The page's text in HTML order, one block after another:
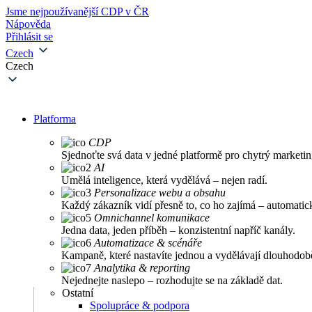
Jsme nejpoužívanější CDP v ČR
Nápověda
Přihlásit se
Czech
Czech
Platforma
CDP
Sjednoťte svá data v jedné platformě pro chytrý
AI
Umělá inteligence, která vydělává – nejen radí.
Personalizace webu a obsahu
Každý zákazník vidí přesně to, co ho zajímá –
Omnichannel komunikace
Jedna data, jeden příběh – konzistentní napříč kanály.
Automatizace & scénáře
Kampaně, které nastavíte jednou a vydělávají
Analytika & reporting
Nejednejte naslepo – rozhodujte se na základě dat.
Ostatní
Spolupráce & podpora